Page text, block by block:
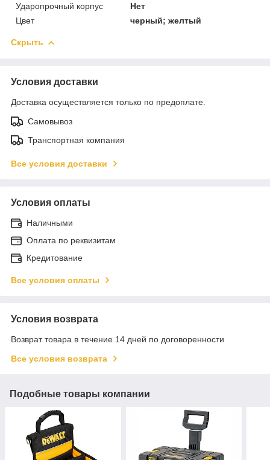
Ударопрочный корпус
Нет
Цвет
черный; желтый
Скрыть
Условия доставки
Доставка осуществляется только по предоплате.
Самовывоз
Транспортная компания
Все условия доставки
Условия оплаты
Наличными
Оплата по реквизитам
Кредитование
Все условия оплаты
Условия возврата
Возврат товара в течение 14 дней по договоренности
Все условия возврата
Подобные товары компании